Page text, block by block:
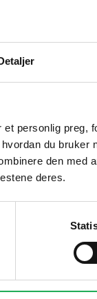
personlig preg,
du bruker
den med
deres.